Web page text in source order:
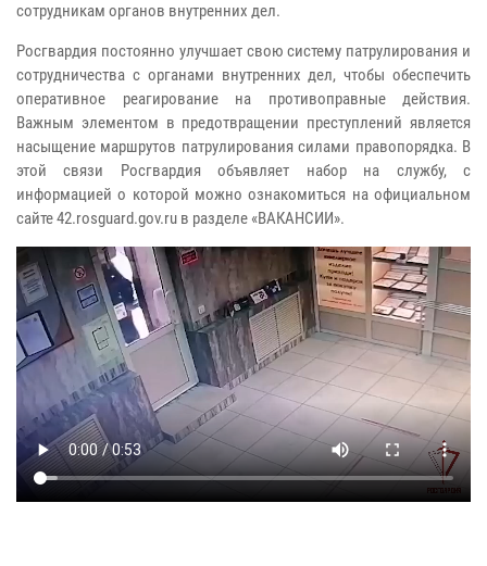
сотрудникам органов внутренних дел.
Росгвардия постоянно улучшает свою систему патрулирования и
сотрудничества с органами внутренних дел, чтобы обеспечить
оперативное реагирование на противоправные действия.
Важным элементом в предотвращении преступлений является
насыщение маршрутов патрулирования силами правопорядка. В
этой связи Росгвардия объявляет набор на службу, с
информацией о которой можно ознакомиться на официальном
сайте 42.rosguard.gov.ru в разделе «ВАКАНСИИ».